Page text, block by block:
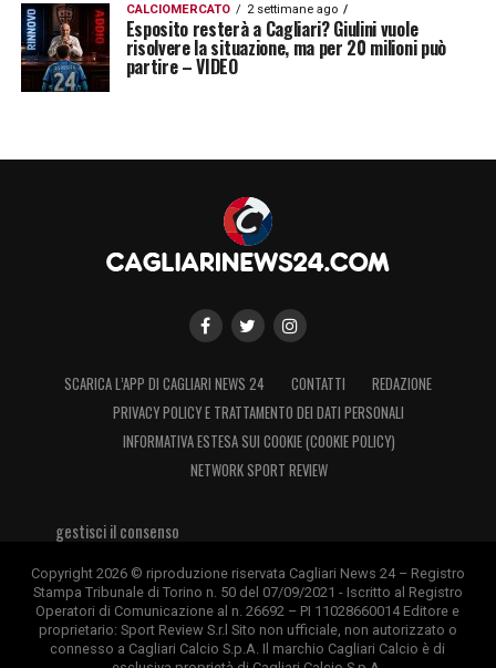
CALCIOMERCATO 2 settimane ago
Esposito resterà a Cagliari? Giulini vuole
risolvere la situazione, ma per 20 milioni può
partire – VIDEO
SCARICA L’APP DI CAGLIARI NEWS 24 CONTATTI
REDAZIONE
PRIVACY POLICY E TRATTAMENTO DEI DATI PERSONALI
INFORMATIVA ESTESA SUI COOKIE (COOKIE POLICY)
NETWORK SPORT REVIEW
gestisci il consenso
Copyright 2026 © riproduzione riservata Cagliari News 24 – Registro
Stampa Tribunale di Torino n. 50 del 07/09/2021 - Iscritto al Registro
Operatori di Comunicazione al n. 26692 – PI 11028660014 Editore e
proprietario: Sport Review S.r.l Sito non ufficiale, non autorizzato o
connesso a Cagliari Calcio S.p.A. Il marchio Cagliari Calcio è di